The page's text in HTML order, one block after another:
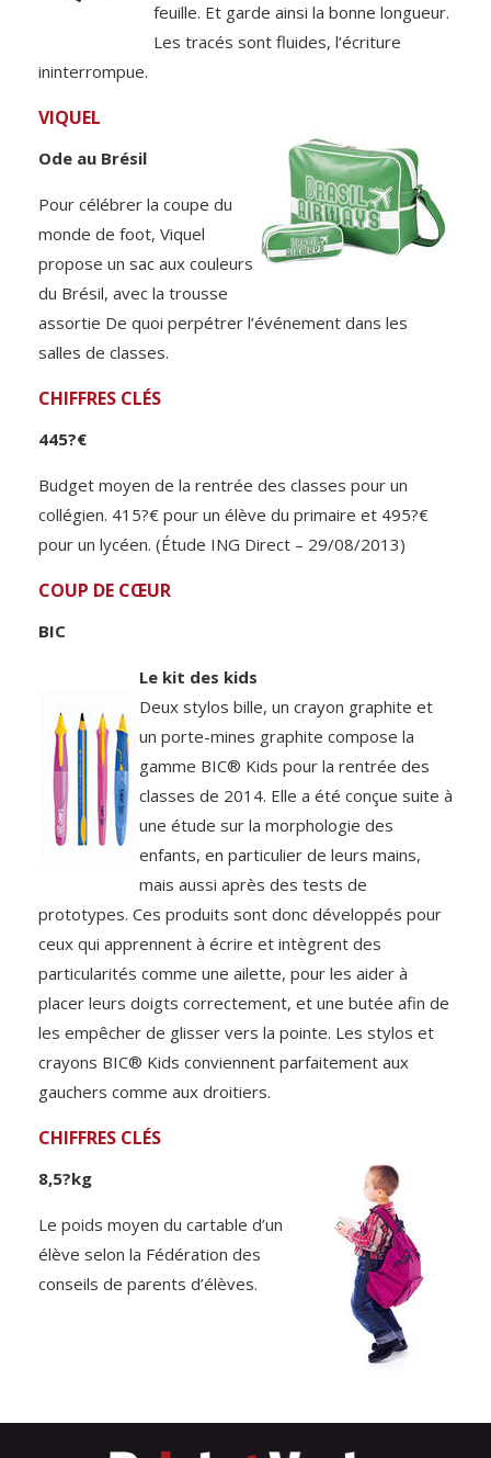
feuille. Et garde ainsi la bonne longueur.
Les tracés sont fluides, l’écriture
ininterrompue.
VIQUEL
Ode au Brésil
Pour célébrer la coupe du
monde de foot, Viquel
propose un sac aux couleurs
du Brésil, avec la trousse
assortie De quoi perpétrer l’événement dans les
salles de classes.
CHIFFRES CLÉS
445?€
Budget moyen de la rentrée des classes pour un
collégien. 415?€ pour un élève du primaire et 495?€
pour un lycéen. (Étude ING Direct – 29/08/2013)
COUP DE CŒUR
BIC
Le kit des kids
Deux stylos bille, un crayon graphite et
un porte-mines graphite compose la
gamme BIC® Kids pour la rentrée des
classes de 2014. Elle a été conçue suite à
une étude sur la morphologie des
enfants, en particulier de leurs mains,
mais aussi après des tests de
prototypes. Ces produits sont donc développés pour
ceux qui apprennent à écrire et intègrent des
particularités comme une ailette, pour les aider à
placer leurs doigts correctement, et une butée afin de
les empêcher de glisser vers la pointe. Les stylos et
crayons BIC® Kids conviennent parfaitement aux
gauchers comme aux droitiers.
CHIFFRES CLÉS
8,5?kg
Le poids moyen du cartable d’un
élève selon la Fédération des
conseils de parents d’élèves.